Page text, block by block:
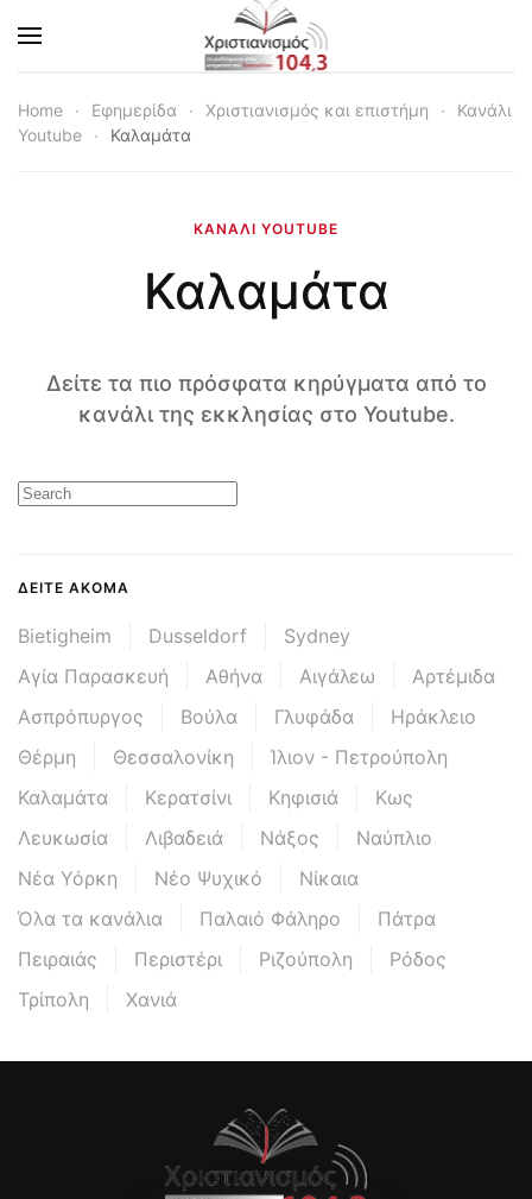
Skip to main content
Home Εφημερίδα Χριστιανισμός και επιστήμη
Κανάλι
Youtube
Καλαμάτα
ΚΑΝΆΛΙ YOUTUBE
Καλαμάτα
Δείτε τα πιο πρόσφατα κηρύγματα από το
κανάλι της εκκλησίας στο Youtube.
ΔΕΊΤΕ ΑΚΌΜΑ
Bietigheim Dusseldorf
Sydney
Αγία Παρασκευή
Αθήνα Αιγάλεω
Αρτέμιδα
Ασπρόπυργος
Βούλα Γλυφάδα
Ηράκλειο
Θέρμη
Θεσσαλονίκη
Ίλιον - Πετρούπολη
Καλαμάτα
Κερατσίνι Κηφισιά
Κως
Λευκωσία
Λιβαδειά Νάξος
Ναύπλιο
Νέα Υόρκη
Νέο Ψυχικό
Νίκαια
Όλα τα κανάλια
Παλαιό Φάληρο
Πάτρα
Πειραιάς
Περιστέρι Ριζούπολη
Ρόδος
Τρίπολη
Χανιά